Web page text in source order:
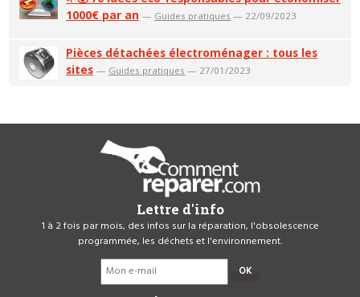
1000€ par an — Guides pratiques — 22/09/2023
Pièces détachées électroménager : tous les
sites — Guides pratiques — 27/01/2023
Lettre d'info
1 à 2 fois par mois, des infos sur la réparation, l'obsolescence
programmée, les déchets et l'environnement.
OK